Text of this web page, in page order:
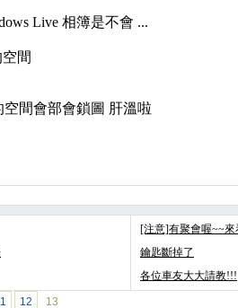
Live 相簿是不會 ...
間
空間會部會鎖圖 肝溫啦
[注意]有聚會喔~~來
鑰匙斷掉了
各位車友大大請教!!!
12 13